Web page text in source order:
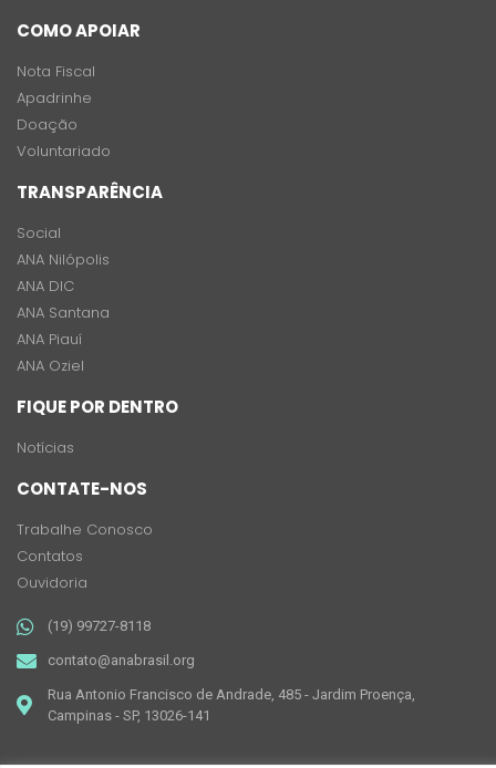
COMO APOIAR
Nota Fiscal
Apadrinhe
Doação
Voluntariado
TRANSPARÊNCIA
Social
ANA Nilópolis
ANA DIC
ANA Santana
ANA Piauí
ANA Oziel
FIQUE POR DENTRO
Notícias
CONTATE-NOS
Trabalhe Conosco
Contatos
Ouvidoria
(19) 99727-8118
contato@anabrasil.org
Rua Antonio Francisco de Andrade, 485 - Jardim Proença,
Campinas - SP, 13026-141